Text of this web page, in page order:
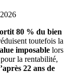
80 % du bien
toutefois la
imposable lors
la rentabilité,
22 ans de